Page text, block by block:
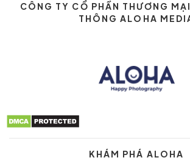
CÔNG TY CỔ PHẦN THƯƠNG
THÔNG ALOHA
KHÁM PHÁ ALOHA